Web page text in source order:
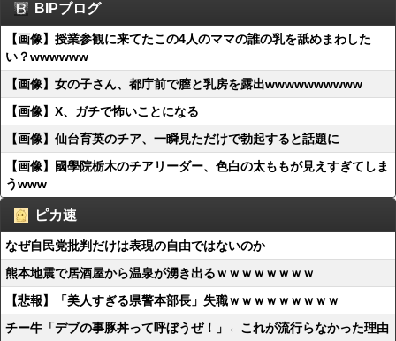
BIPブログ
【画像】授業参観に来てたこの4人のママの誰の乳を舐めまわした
い？wwwwww
【画像】女の子さん、都庁前で膣と乳房を露出wwwwwwwwww
【画像】X、ガチで怖いことになる
【画像】仙台育英のチア、一瞬見ただけで勃起すると話題に
【画像】國學院栃木のチアリーダー、色白の太ももが見えすぎてしま
うwww
ピカ速
なぜ自民党批判だけは表現の自由ではないのか
熊本地震で居酒屋から温泉が湧き出るｗｗｗｗｗｗｗｗ
【悲報】「美人すぎる県警本部長」失職ｗｗｗｗｗｗｗｗｗ
チー牛「デブの事豚丼って呼ぼうぜ！」←これが流行らなかった理由